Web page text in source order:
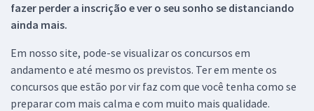
fazer perder a inscrição e ver o seu sonho se distanciando
ainda mais.
Em nosso site, pode-se visualizar os concursos em
andamento e até mesmo os previstos. Ter em mente os
concursos que estão por vir faz com que você tenha como se
preparar com mais calma e com muito mais qualidade.